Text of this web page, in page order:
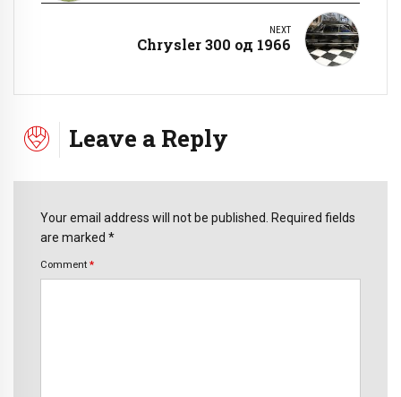
NEXT
Chrysler 300 од 1966
Leave a Reply
Your email address will not be published. Required fields
are marked *
Comment *